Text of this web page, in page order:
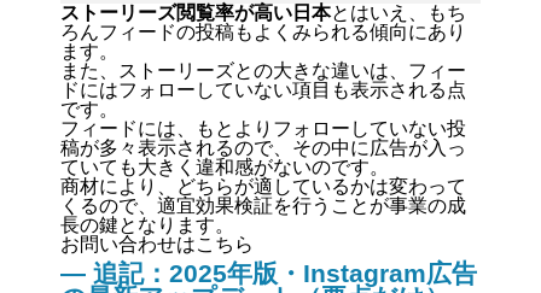
ストーリーズ閲覧率が高い日本とはいえ、もち
ろんフィードの投稿もよくみられる傾向にあり
ます。
また、ストーリーズとの大きな違いは、フィー
ドにはフォローしていない項目も表示される点
です。
フィードには、もとよりフォローしていない投
稿が多々表示されるので、その中に広告が入っ
ていても大きく違和感がないのです。
商材により、どちらが適しているかは変わって
くるので、適宜効果検証を行うことが事業の成
長の鍵となります。
お問い合わせはこちら
— 追記：2025年版・Instagram広告